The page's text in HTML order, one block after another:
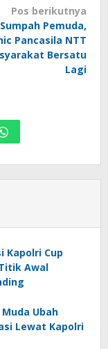
Pos berikutnya
Pemuda,
Pancasila NTT
Bersatu
Lagi
Kapolri Cup
Awal
Ubah
Lewat Kapolri